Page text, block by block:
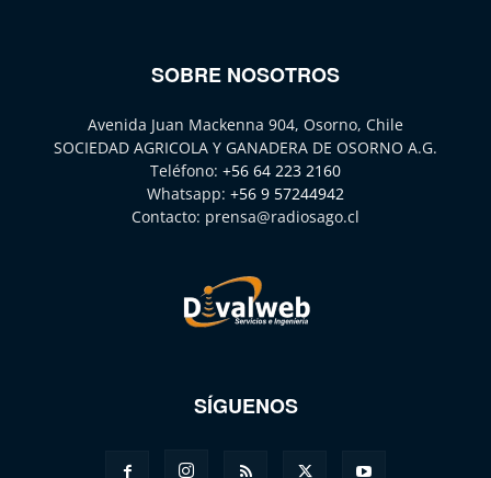
SOBRE NOSOTROS
Avenida Juan Mackenna 904, Osorno, Chile
SOCIEDAD AGRICOLA Y GANADERA DE OSORNO A.G.
Teléfono: +56 64 223 2160
Whatsapp: +56 9 57244942
Contacto: prensa@radiosago.cl
SÍGUENOS